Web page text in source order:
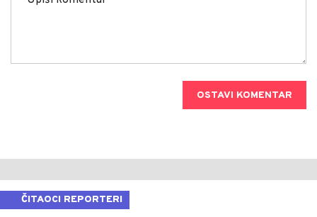
OSTAVI KOMENTAR
ČITAOCI REPORTERI